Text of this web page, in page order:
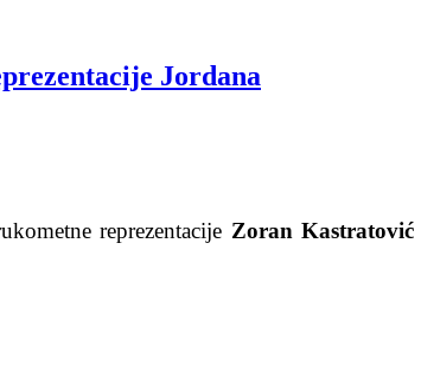
Jordana
reprezentacije Zoran Kastratović